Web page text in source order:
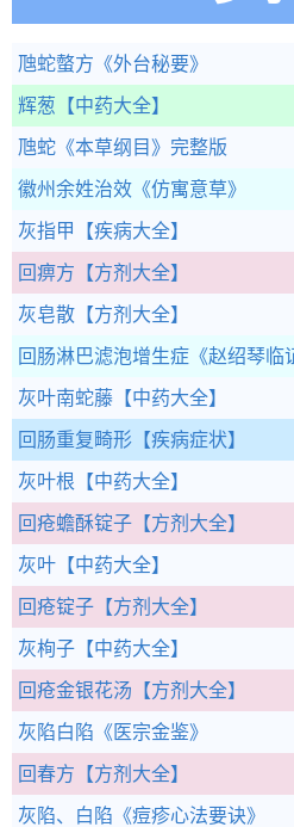
虺蛇螫方 《外台秘要》
辉葱 【中药大全】
虺蛇 《本草纲目》完整版
徽州余姓治效 《仿寓意草》
灰指甲 【疾病大全】
回痹方 【方剂大全】
灰皂散 【方剂大全】
回肠淋巴滤泡增生症 《赵绍琴临
灰叶南蛇藤 【中药大全】
回肠重复畸形 【疾病症状】
灰叶根 【中药大全】
回疮蟾酥锭子 【方剂大全】
灰叶 【中药大全】
回疮锭子 【方剂大全】
灰栒子 【中药大全】
回疮金银花汤 【方剂大全】
灰陷白陷 《医宗金鉴》
回春方 【方剂大全】
灰陷、白陷 《痘疹心法要诀》